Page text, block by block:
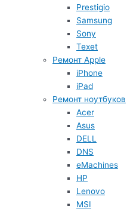
Prestigio
Samsung
Sony
Texet
Ремонт Apple
iPhone
iPad
Ремонт ноутбуков
Acer
Asus
DELL
DNS
eMachines
HP
Lenovo
MSI